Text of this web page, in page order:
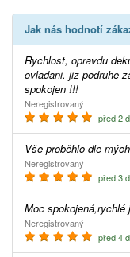
Jak nás hodnotí
Rychlost, opravdu dekuji za rychlost v doruceni dalkoveho
ovladani. jiz podruhe
spokojen !!!
Neregistrovaný
před 2
Vše proběhlo dle
Neregistrovaný
před 3
Moc
Neregistrovaný
před 4